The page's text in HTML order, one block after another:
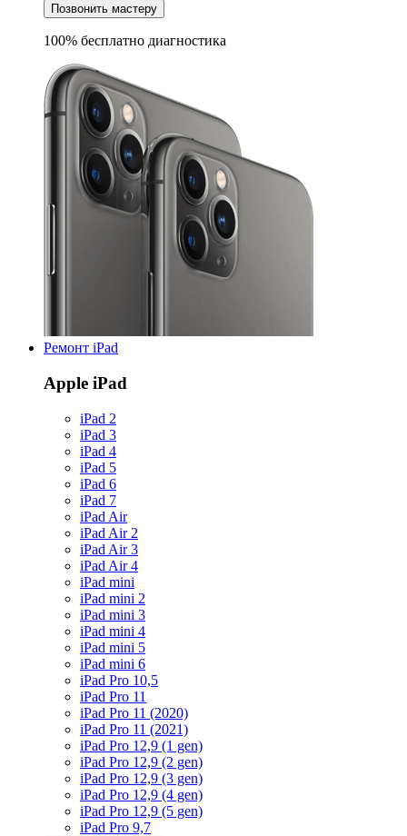
Позвонить мастеру
100% бесплатно диагностика
Ремонт iPad
Apple iPad
iPad 2
iPad 3
iPad 4
iPad 5
iPad 6
iPad 7
iPad Air
iPad Air 2
iPad Air 3
iPad Air 4
iPad mini
iPad mini 2
iPad mini 3
iPad mini 4
iPad mini 5
iPad mini 6
iPad Pro 10,5
iPad Pro 11
iPad Pro 11 (2020)
iPad Pro 11 (2021)
iPad Pro 12,9 (1 gen)
iPad Pro 12,9 (2 gen)
iPad Pro 12,9 (3 gen)
iPad Pro 12,9 (4 gen)
iPad Pro 12,9 (5 gen)
iPad Pro 9,7